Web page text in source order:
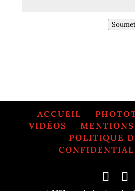
ACCUEIL
VIDÉOS
POLITIQUE